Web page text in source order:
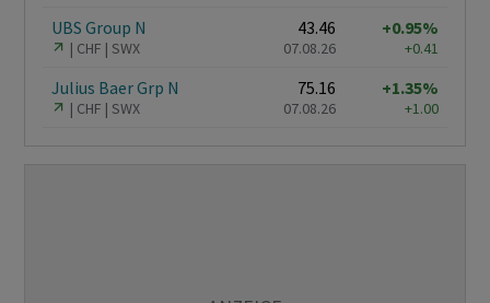
UBS Group N
CHF SWX
43.46
07.08.26
+0.95%
+0.41
Julius Baer Grp N
CHF SWX
75.16
07.08.26
+1.35%
+1.00